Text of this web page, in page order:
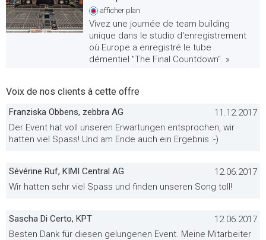
afficherplan
Vivez une journée de team building
unique dans le studio d'enregistrement
où Europe a enregistré le tube
démentiel "The Final Countdown". »
Voix de nos clients à cette offre
Franziska Obbens, zebbra AG
11.12.2017
Der Event hat voll unseren Erwartungen entsprochen, wir
hatten viel Spass! Und am Ende auch ein Ergebnis :-)
Sévérine Ruf, KIMI Central AG
12.06.2017
Wir hatten sehr viel Spass und finden unseren Song toll!
Sascha Di Certo, KPT
12.06.2017
Besten Dank für diesen gelungenen Event. Meine Mitarbeiter